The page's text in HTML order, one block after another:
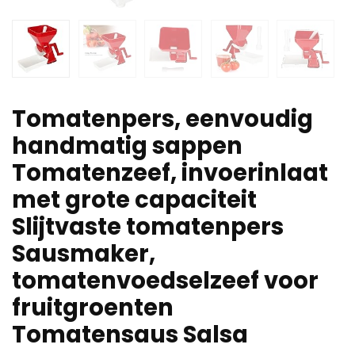
Tomatenpers, eenvoudig
handmatig sappen
Tomatenzeef, invoerinlaat
met grote capaciteit
Slijtvaste tomatenpers
Sausmaker,
tomatenvoedselzeef voor
fruitgroenten
Tomatensaus Salsa